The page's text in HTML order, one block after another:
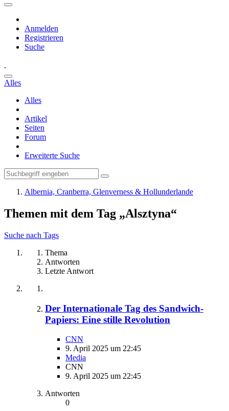
Anmelden
Registrieren
Suche
Alles
Alles
Artikel
Seiten
Forum
Erweiterte Suche
Albernia, Cranberra, Glenverness & Hollunderlande
Themen mit dem Tag „Alsztyna“
Suche nach Tags
Thema
Antworten
Letzte Antwort
Der Internationale Tag des Sandwich-
Papiers: Eine stille Revolution
CNN
9. April 2025 um 22:45
Media
CNN
9. April 2025 um 22:45
Antworten
0